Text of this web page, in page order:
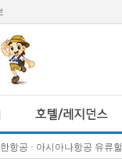
랜드 DA함께를 소개합니다